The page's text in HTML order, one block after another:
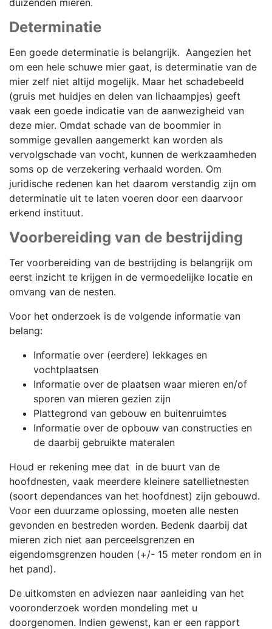
Determinatie
Een goede determinatie is belangrijk. Aangezien het
om een hele schuwe mier gaat, is determinatie van de
mier zelf niet altijd mogelijk. Maar het schadebeeld
(gruis met huidjes en delen van lichaampjes) geeft
vaak een goede indicatie van de aanwezigheid van
deze mier. Omdat schade van de boommier in
sommige gevallen aangemerkt kan worden als
vervolgschade van vocht, kunnen de werkzaamheden
soms op de verzekering verhaald worden. Om
juridische redenen kan het daarom verstandig zijn om
determinatie uit te laten voeren door een daarvoor
erkend instituut.
Voorbereiding van de bestrijding
Ter voorbereiding van de bestrijding is belangrijk om
eerst inzicht te krijgen in de vermoedelijke locatie en
omvang van de nesten.
Voor het onderzoek is de volgende informatie van
belang:
Informatie over (eerdere) lekkages en
vochtplaatsen
Informatie over de plaatsen waar mieren en/of
sporen van mieren gezien zijn
Plattegrond van gebouw en buitenruimtes
Informatie over de opbouw van constructies en
de daarbij gebruikte materalen
Houd er rekening mee dat in de buurt van de
hoofdnesten, vaak meerdere kleinere satellietnesten
(soort dependances van het hoofdnest) zijn gebouwd.
Voor een duurzame oplossing, moeten alle nesten
gevonden en bestreden worden. Bedenk daarbij dat
mieren zich niet aan perceelsgrenzen en
eigendomsgrenzen houden (+/- 15 meter rondom en in
het pand).
De uitkomsten en adviezen naar aanleiding van het
vooronderzoek worden mondeling met u
doorgenomen. Indien gewenst, kan er een rapport